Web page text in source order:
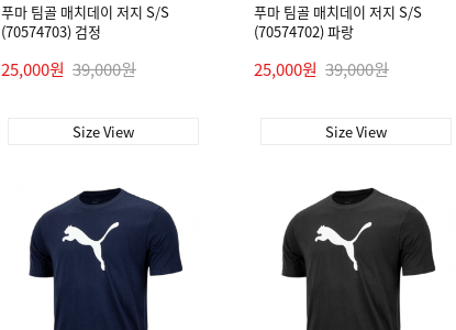
푸마 팀골 매치데이 저지 S/S
(70574703) 검정
25,000원 39,000원
Size View
푸마 팀골 매치데이 저지 S/S
(70574702) 파랑
25,000원 39,000원
Size View